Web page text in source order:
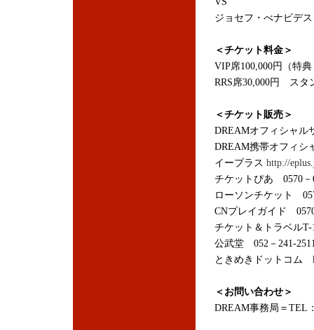
ジョセフ・べナビデ
＜チケット料金＞
VIP席100,000円（特
RRS席30,000円 スタ
＜チケット販売＞
DREAMオフィシャ
DREAM携帯オフィ
イープラス http://
チケットぴあ 0570－
ローソンチケット
CNプレイガイド
チケット＆トラベル
公武堂 052－241-
ときめきドットコム
＜お問い合わせ＞
DREAM事務局＝TEL